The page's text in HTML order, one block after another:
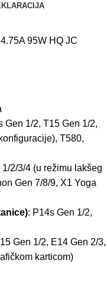
95W HQ JC
Gen 1/2, T15 Gen 1/2,
T580,
2/3/4 (u režimu lakšeg
Gen 7/8/9, X1 Yoga
: P14s Gen 1/2,
Gen 1/2, E14 Gen 2/3,
karticom)